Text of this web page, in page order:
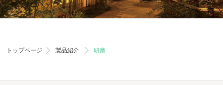
トップページ 製品紹介 研磨